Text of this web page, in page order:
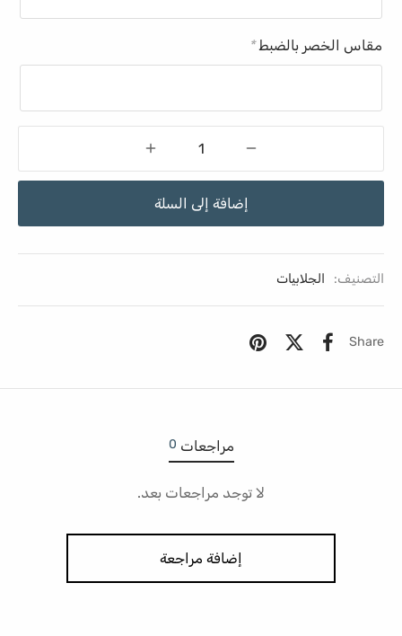
مقاس الخصر بالضبط*
إضافة إلى السلة
التصنيف: الجلابيات
Share
مراجعات 0
لا توجد مراجعات بعد.
إضافة مراجعة